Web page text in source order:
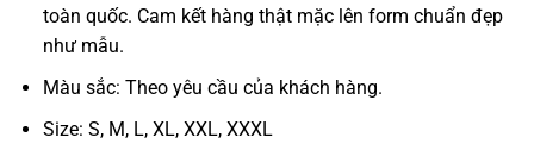
toàn quốc. Cam kết hàng thật mặc lên form chuẩn đẹp
như mẫu.
Màu sắc: Theo yêu cầu của khách hàng.
Size: S, M, L, XL, XXL, XXXL